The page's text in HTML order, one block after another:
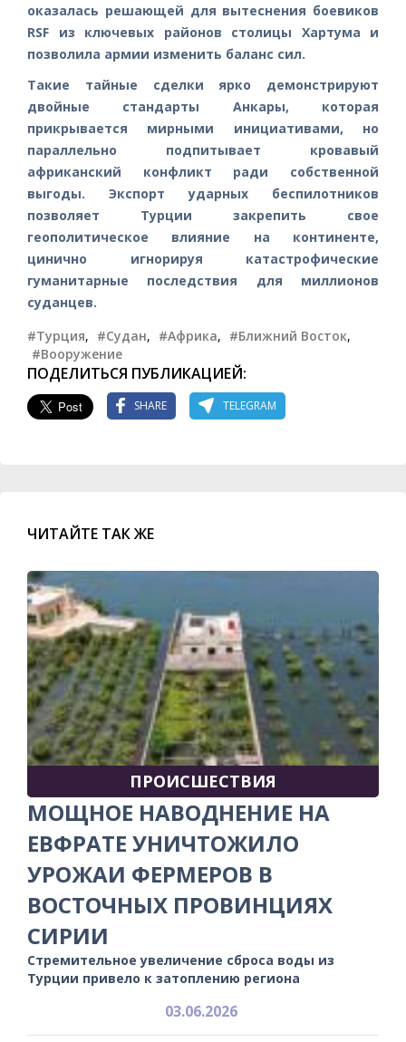
оказалась решающей для вытеснения боевиков
RSF из ключевых районов столицы Хартума и
позволила армии изменить баланс сил.
Такие тайные сделки ярко демонстрируют
двойные стандарты Анкары, которая
прикрывается мирными инициативами, но
параллельно подпитывает кровавый
африканский конфликт ради собственной
выгоды. Экспорт ударных беспилотников
позволяет Турции закрепить свое
геополитическое влияние на континенте,
цинично игнорируя катастрофические
гуманитарные последствия для миллионов
суданцев.
#Турция, #Судан, #Африка, #Ближний Восток,
#Вооружение
ПОДЕЛИТЬСЯ ПУБЛИКАЦИЕЙ:
SHARE TELEGRAM
ЧИТАЙТЕ ТАК ЖЕ
ПРОИСШЕСТВИЯ
МОЩНОЕ НАВОДНЕНИЕ НА
ЕВФРАТЕ УНИЧТОЖИЛО
УРОЖАИ ФЕРМЕРОВ В
ВОСТОЧНЫХ ПРОВИНЦИЯХ
СИРИИ
Стремительное увеличение сброса воды из
Турции привело к затоплению региона
03.06.2026